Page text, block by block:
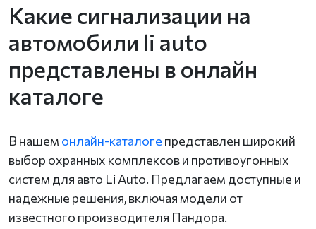
Какие сигнализации на
автомобили li auto
представлены в онлайн
каталоге
В нашем онлайн-каталоге представлен широкий
выбор охранных комплексов и противоугонных
систем для авто Li Auto. Предлагаем доступные и
надежные решения, включая модели от
известного производителя Пандора.